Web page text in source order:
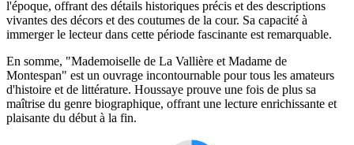
l'époque, offrant des détails historiques précis et des descriptions
vivantes des décors et des coutumes de la cour. Sa capacité à
immerger le lecteur dans cette période fascinante est remarquable.
En somme, "Mademoiselle de La Vallière et Madame de
Montespan" est un ouvrage incontournable pour tous les amateurs
d'histoire et de littérature. Houssaye prouve une fois de plus sa
maîtrise du genre biographique, offrant une lecture enrichissante et
plaisante du début à la fin.